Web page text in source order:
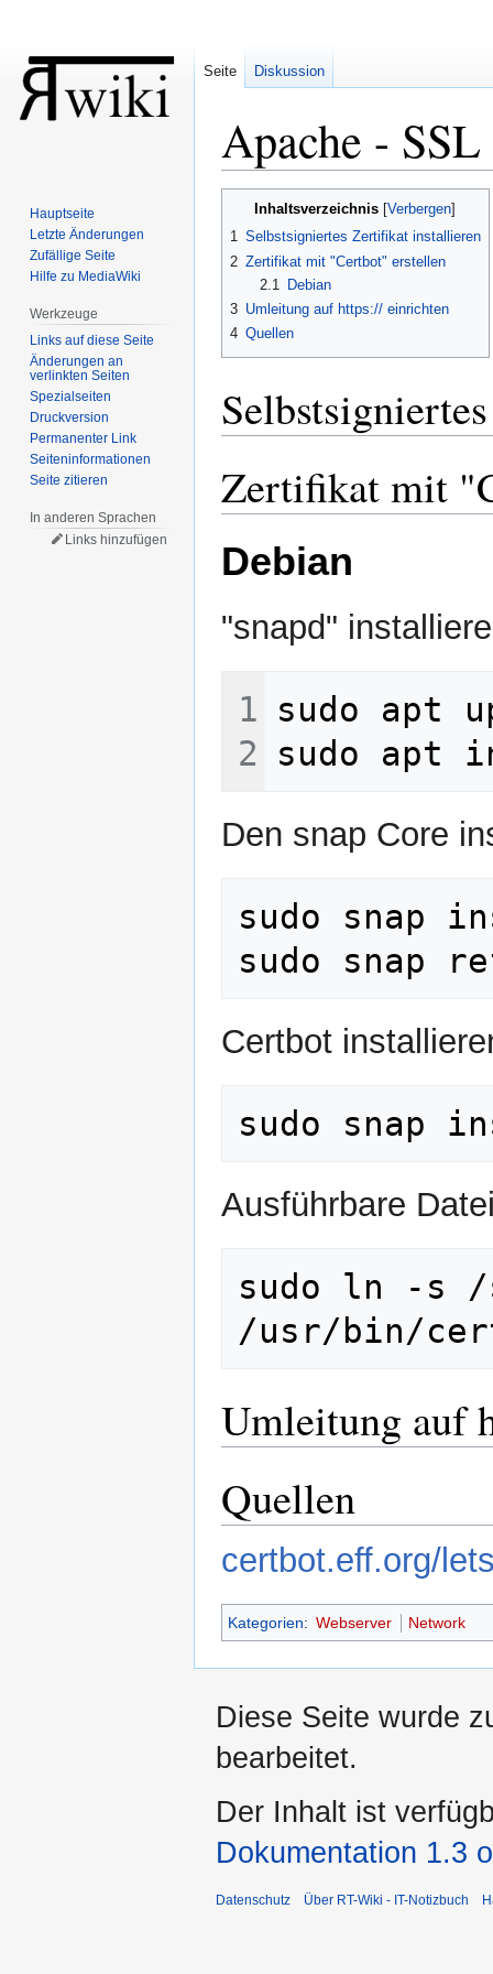
Apache -
Inhaltsverzeichnis
1 Selbstsigniertes Zertifikat installieren
2 Zertifikat mit "Certbot" erstellen
2.1
Debian
3 Umleitung auf https:// einrichten
4 Quellen
Zertifikat mit
Debian
"snapd"
Den snap Core
sudo snap
Certbot
Ausführbare
sudo ln -s /
Umleitung auf
Quellen
certbot.eff.org/
Kategorien: Webserver Network
Seite Diskussion
Hauptseite
Letzte Änderungen
Zufällige Seite
Hilfe zu MediaWiki
Werkzeuge
Links auf diese Seite
Änderungen an
verlinkten Seiten
Spezialseiten
Druckversion
Permanenter Link
Seiten­informationen
Seite zitieren
In anderen Sprachen
Links hinzufügen
Diese Seite wurde
bearbeitet.
Der Inhalt ist
Dokumentation 1.3
Datenschutz Über RT-Wiki - IT-Notizbuch